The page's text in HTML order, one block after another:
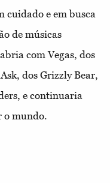
cuidado e em busca
de músicas
com Vegas, dos
dos Grizzly Bear,
e continuaria
o mundo.